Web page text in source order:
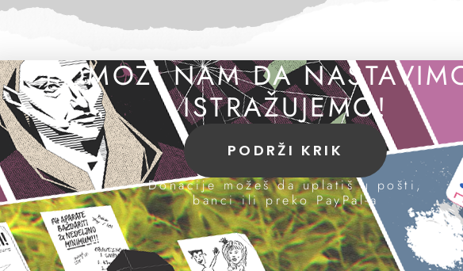
POMOZI NAM DA
ISTRAŽUJEMO!
PODRŽI KRIK
Donacije možeš da uplatiš u pošti,
banci ili preko PayPal-a